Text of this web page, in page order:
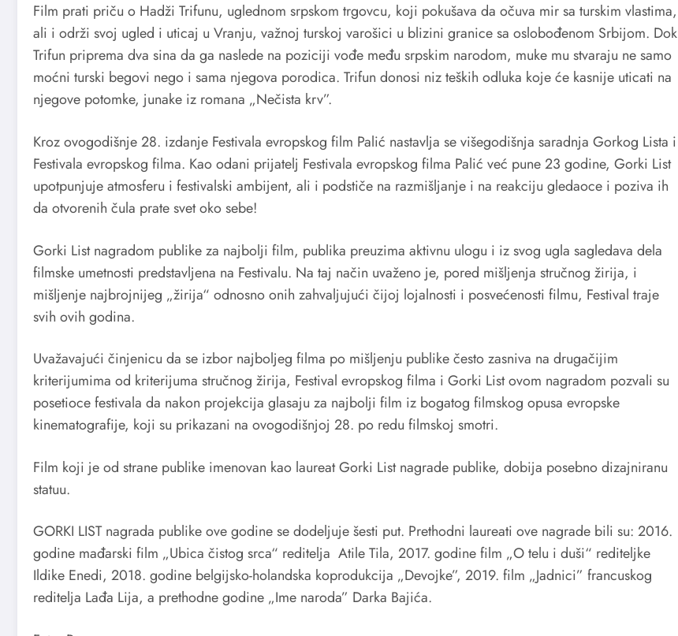
Film prati priču o Hadži Trifunu, uglednom srpskom trgovcu, koji pokušava da očuva mir sa turskim vlastima,
ali i održi svoj ugled i uticaj u Vranju, važnoj turskoj varošici u blizini granice sa oslobođenom Srbijom. Dok
Trifun priprema dva sina da ga naslede na poziciji vođe među srpskim narodom, muke mu stvaraju ne samo
moćni turski begovi nego i sama njegova porodica. Trifun donosi niz teških odluka koje će kasnije uticati na
njegove potomke, junake iz romana „Nečista krv”.
Kroz ovogodišnje 28. izdanje Festivala evropskog film Palić nastavlja se višegodišnja saradnja Gorkog Lista i
Festivala evropskog filma. Kao odani prijatelj Festivala evropskog filma Palić već pune 23 godine, Gorki List
upotpunjuje atmosferu i festivalski ambijent, ali i podstiče na razmišljanje i na reakciju gledaoce i poziva ih
da otvorenih čula prate svet oko sebe!
Gorki List nagradom publike za najbolji film, publika preuzima aktivnu ulogu i iz svog ugla sagledava dela
filmske umetnosti predstavljena na Festivalu. Na taj način uvaženo je, pored mišljenja stručnog žirija, i
mišljenje najbrojnijeg „žirija“ odnosno onih zahvaljujući čijoj lojalnosti i posvećenosti filmu, Festival traje
svih ovih godina.
Uvažavajući činjenicu da se izbor najboljeg filma po mišljenju publike često zasniva na drugačijim
kriterijumima od kriterijuma stručnog žirija, Festival evropskog filma i Gorki List ovom nagradom pozvali su
posetioce festivala da nakon projekcija glasaju za najbolji film iz bogatog filmskog opusa evropske
kinematografije, koji su prikazani na ovogodišnjoj 28. po redu filmskoj smotri.
Film koji je od strane publike imenovan kao laureat Gorki List nagrade publike, dobija posebno dizajniranu
statuu.
GORKI LIST nagrada publike ove godine se dodeljuje šesti put. Prethodni laureati ove nagrade bili su: 2016.
godine mađarski film „Ubica čistog srca“ reditelja Atile Tila, 2017. godine film „O telu i duši“ rediteljke
Ildike Enedi, 2018. godine belgijsko-holandska koprodukcija „Devojke”, 2019. film „Jadnici” francuskog
reditelja Lađa Lija, a prethodne godine „Ime naroda” Darka Bajića.